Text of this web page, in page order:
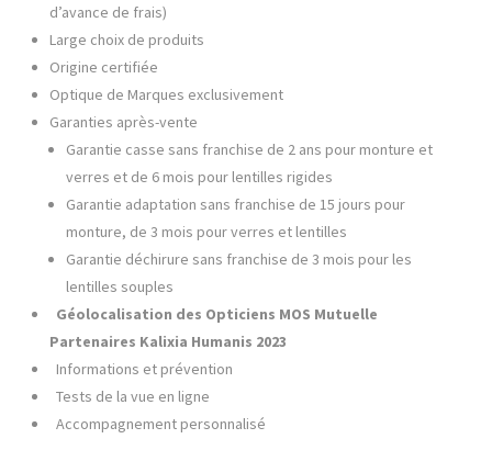
d’avance de frais)
Large choix de produits
Origine certifiée
Optique de Marques exclusivement
Garanties après-vente
Garantie casse sans franchise de 2 ans pour monture et
verres et de 6 mois pour lentilles rigides
Garantie adaptation sans franchise de 15 jours pour
monture, de 3 mois pour verres et lentilles
Garantie déchirure sans franchise de 3 mois pour les
lentilles souples
Géolocalisation des Opticiens MOS Mutuelle
Partenaires Kalixia Humanis 2023
Informations et prévention
Tests de la vue en ligne
Accompagnement personnalisé